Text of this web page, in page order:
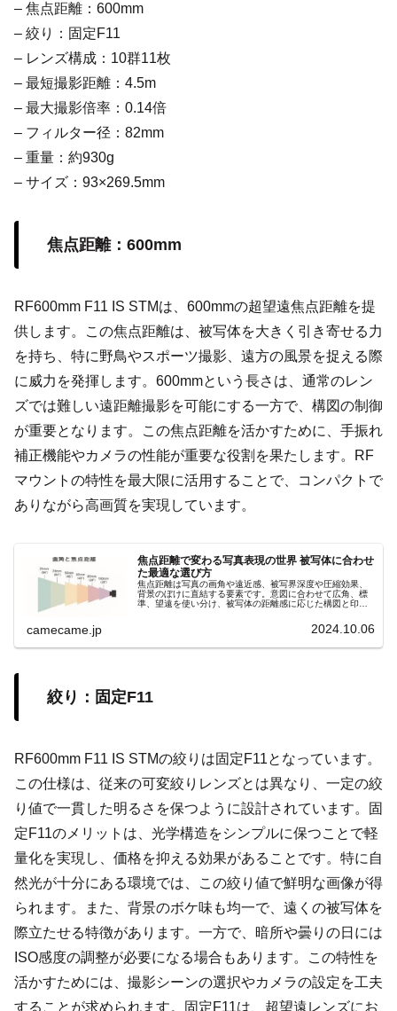
– 焦点距離：600mm
– 絞り：固定F11
– レンズ構成：10群11枚
– 最短撮影距離：4.5m
– 最大撮影倍率：0.14倍
– フィルター径：82mm
– 重量：約930g
– サイズ：93×269.5mm
焦点距離：600mm
RF600mm F11 IS STMは、600mmの超望遠焦点距離を提
供します。この焦点距離は、被写体を大きく引き寄せる力
を持ち、特に野鳥やスポーツ撮影、遠方の風景を捉える際
に威力を発揮します。600mmという長さは、通常のレン
ズでは難しい遠距離撮影を可能にする一方で、構図の制御
が重要となります。この焦点距離を活かすために、手振れ
補正機能やカメラの性能が重要な役割を果たします。RF
マウントの特性を最大限に活用することで、コンパクトで
ありながら高画質を実現しています。
焦点距離で変わる写真表現の世界 被写体に合わせ
た最適な選び方
焦点距離は写真の画角や遠近感、被写界深度や圧縮効果、
背景のぼけに直結する要素です。意図に合わせて広角、標
準、望遠を使い分け、被写体の距離感に応じた構図と印象
camecame.jp 2024.10.06
絞り：固定F11
RF600mm F11 IS STMの絞りは固定F11となっています。
この仕様は、従来の可変絞りレンズとは異なり、一定の絞
り値で一貫した明るさを保つように設計されています。固
定F11のメリットは、光学構造をシンプルに保つことで軽
量化を実現し、価格を抑える効果があることです。特に自
然光が十分にある環境では、この絞り値で鮮明な画像が得
られます。また、背景のボケ味も均一で、遠くの被写体を
際立たせる特徴があります。一方で、暗所や曇りの日には
ISO感度の調整が必要になる場合もあります。この特性を
活かすためには、撮影シーンの選択やカメラの設定を工夫
することが求められます。固定F11は、超望遠レンズにお